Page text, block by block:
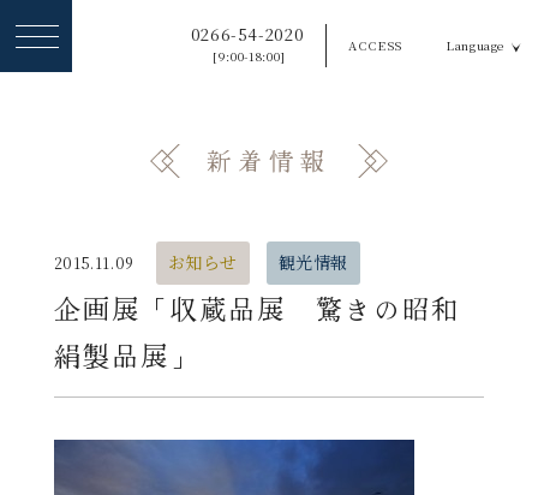
0266-54-2020
[9:00-18:00]
ACCESS Language
新着情報
企画展「収蔵品展 驚きの昭和
絹製品展」
2015.11.09 お知らせ 観光情報